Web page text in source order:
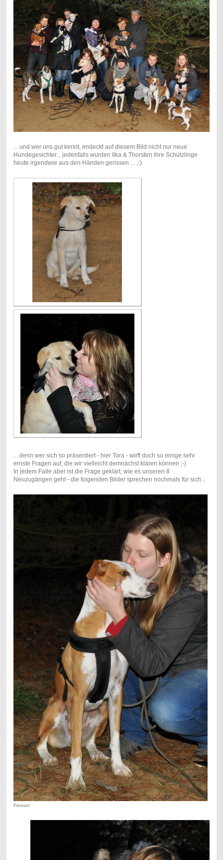
... und wer uns gut kennt, endeckt auf diesem Bild nicht nur neue
Hundegesichter... jedenfalls wurden Ilka & Thorsten ihre Schützlinge
heute irgendwie aus den Händen gerissen ... ;-)
... denn wer sich so präsentiert - hier Tora - wirft doch so einige sehr
ernste Fragen auf, die wir vielleicht demnächst klären können ;-)
In jedem Falle aber ist die Frage geklärt, wie es unseren 8
Neuzugängen geht - die folgenden Bilder sprechen nochmals für sich...
Fernan